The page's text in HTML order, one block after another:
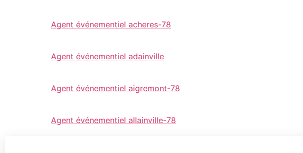
Agent événementiel acheres-78
Agent événementiel adainville
Agent événementiel aigremont-78
Agent événementiel allainville-78